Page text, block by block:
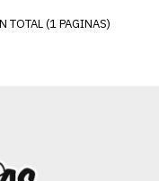
€19.90
TOTAL (1 PAGINAS)